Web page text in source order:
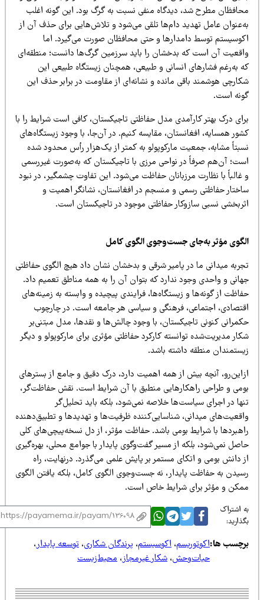
مطرح شد، دیدگاه منفی نسبت به گرگ بود. این گونه اغلب
عامل تهدید دام‌ها تلقی می‌شود و تلاش‌هایی برای حذف آن از
توسط دامدارها و حتی محافظان صورت می‌گیرد. اما
آن است که بدخشان را باید سرزمین گرگ‌ها دانست؛ منطقه‌ای
به‌رغم فشارهای انسانی و طبیعی، همچنان زیستگاه طبیعی این
هوشمند باقی مانده و نشانه‌ای از مقاومت در برابر حذف این
است.
درک بهتر کارآمدی مدل حفاظتی تاجیکستان، کافی است شرایط را با
همسایه، افغانستان، مقایسه کنیم. در آن‌جا، با وجود زیستگاه‌های
مشابه، جمعیت مارکوپولو به کمتر از یک‌هزار رأس محدود شده
آن‌هم صرفاً در نواحی مرزی با تاجیکستان که به‌صورت غیررسمی
غالباً با نظارت مرزبانان حفاظت می‌شود. این تفاوت چشمگیر، در نبود
حفاظتی رسمی و منسجم در افغانستان، نشانگر اهمیت و
نسبی سازوکار حفاظتی موجود در تاجیکستان است.
مؤثر به‌جای جست‌وجوی الگوی کامل
میدانی ما در پامیر شرقی و بدخشان نشان داد هیچ الگوی حفاظتی
و واحدی وجود ندارد که بتوان آن را به همه مناطق تعمیم داد.
از گونه‌ها و زیستگاه‌ها، فرایندی پیچیده و وابسته به زمینه‌های
اجتماعی، فرهنگی و سیاسی هر جامعه است. در چارچوب
کنونی تاجیکستان، با وجود چالش‌ها و نقدها، مدل مبتنی‌بر
مدیریت‌شده توانسته کارکرد حفاظتی مؤثری برای مارکوپولو و دیگر
منطقه داشته باشد.
آنچه بیش از همه اهمیت دارد، درک دقیق و جامع از بسترهای
و طراحی راهکارهایی منطبق با آن شرایط است. نقش حفاظت‌گر،
در اجرای سیاست‌ها خلاصه نمی‌شود، بلکه باید تحلیل‌گر
میدانی، شناسایی‌کننده ظرفیت‌ها و تهدیدها و تطبیق‌دهنده
با شرایط بومی باشد. حفاظت مؤثر، از دل نسخه‌پیچی‌های کلی
نمی‌شود، بلکه از مسیر گفت‌وگوی پایدار با جوامع محلی، بهره‌گیری
دانش بومی و اتکای مستمر بر پایش علمی می‌گذرد. درنهایت، راه
به حفاظت پایدار، نه جست‌وجوی الگوی کامل، بلکه یافتن الگوی
و مؤثر برای شرایط خاص است.
اشتراک
ها:اکوتوریسم،اکوسیستم،پرندگان شکاری،توسعه پایدار،
حیات‌وحش،شکار غیرمجاز،محیط‌زیست